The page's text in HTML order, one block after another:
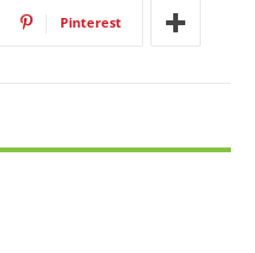
Pinterest